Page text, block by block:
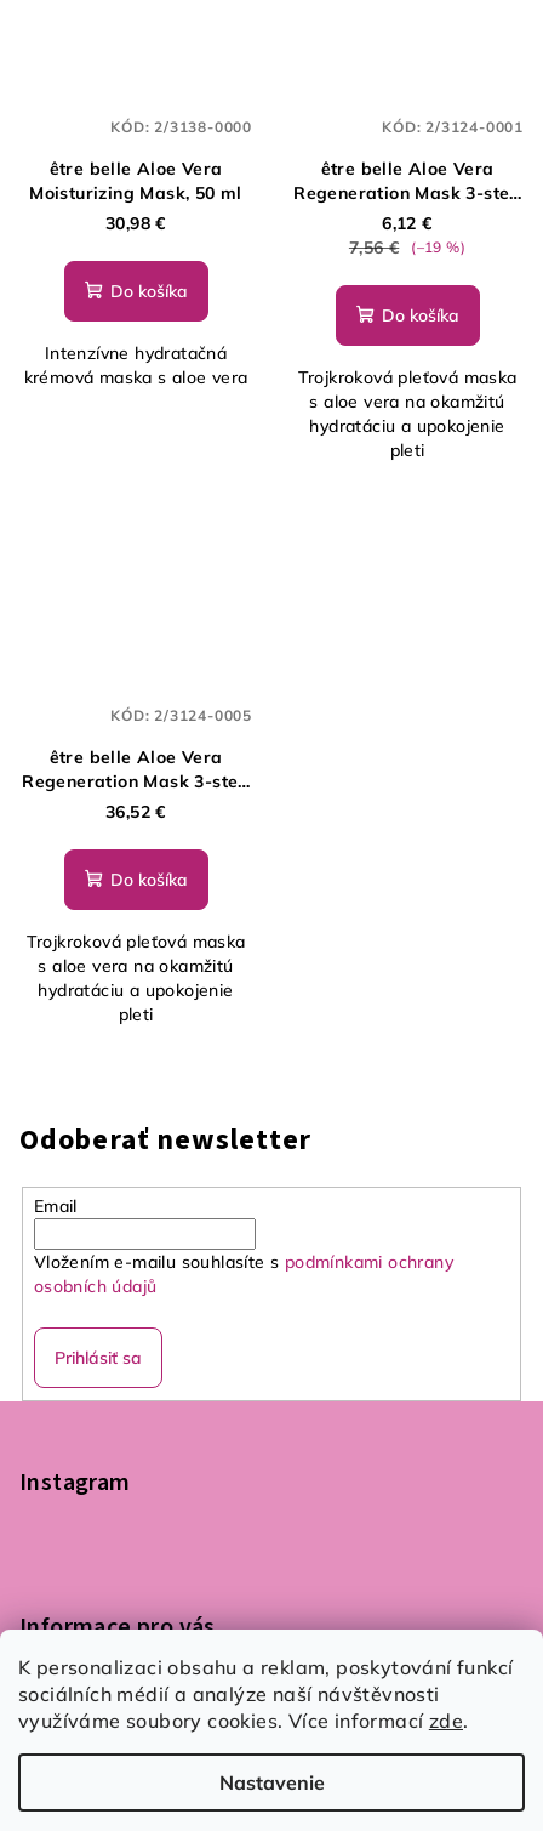
K personalizaci obsahu a reklam, poskytování funkcí
sociálních médií a analýze naší návštěvnosti
využíváme soubory cookies. Více informací zde.
Nastavenie
être belle Aloe Vera
Moisturizing Mask, 50 ml
30,98 €
Do košíka
Intenzívne hydratačná
krémová maska s aloe vera
KÓD:2/3138-0000
être belle Aloe Vera
Regeneration Mask 3-step
Face Care, 1ks
6,12 €
7,56 €
(–19 %)
Do košíka
Trojkroková pleťová maska
s aloe vera na okamžitú
hydratáciu a upokojenie
pleti
KÓD:2/3124-0001
être belle Aloe Vera
Regeneration Mask 3-step
Face Care, 5ks
36,52 €
Do košíka
Trojkroková pleťová maska
s aloe vera na okamžitú
hydratáciu a upokojenie
pleti
KÓD:2/3124-0005
Odoberať newsletter
Email
Vložením e-mailu souhlasíte s podmínkami ochrany
osobních údajů
Prihlásiť sa
e
Instagram
Informace pro vás
Podmínky ochrany osobních údajů
Obchodní podmínky